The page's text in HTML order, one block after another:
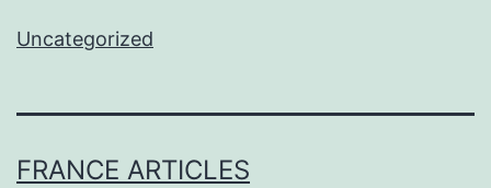
Uncategorized
FRANCE ARTICLES